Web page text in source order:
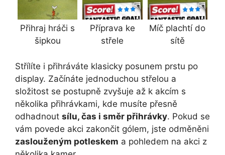
Přihraj hráči s
šipkou
Příprava ke
střele
Míč plachtí do
sítě
Střílíte i přihráváte klasicky posunem prstu po
display. Začínáte jednoduchou střelou a
složitost se postupně zvyšuje až k akcím s
několika přihrávkami, kde musíte přesně
odhadnout sílu, čas i směr přihrávky. Pokud se
vám povede akci zakončit gólem, jste odměněni
zaslouženým potleskem a pohledem na akci z